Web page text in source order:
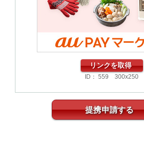
リンクを取得
ID： 559 300x250
提携申請する